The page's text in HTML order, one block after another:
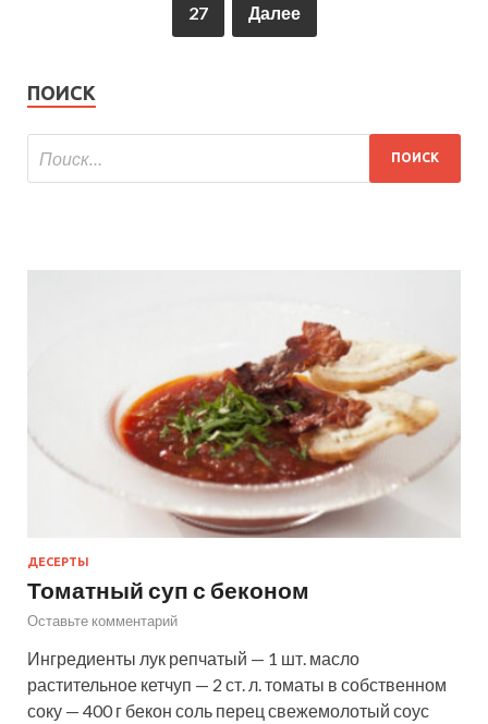
27 Далее
ПОИСК
ДЕСЕРТЫ
Томатный суп с беконом
Оставьте комментарий
Ингредиенты лук репчатый — 1 шт. масло
растительное кетчуп — 2 ст. л. томаты в собственном
соку — 400 г бекон соль перец свежемолотый соус